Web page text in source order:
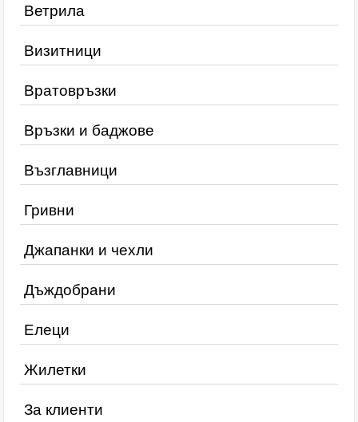
Ветрила
Визитници
Вратовръзки
Връзки и баджове
Възглавници
Гривни
Джапанки и чехли
Дъждобрани
Елеци
Жилетки
За клиенти